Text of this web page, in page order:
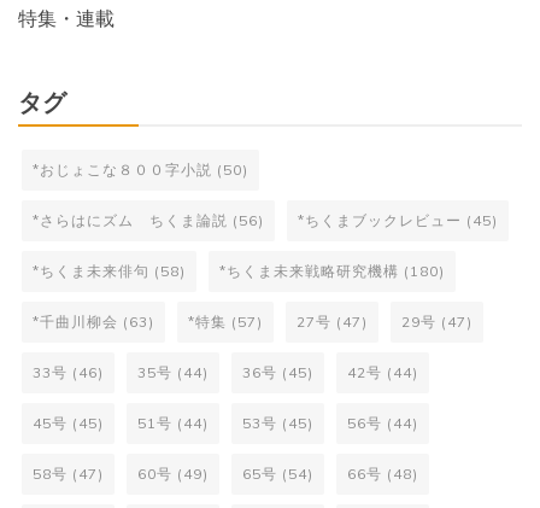
特集・連載
タグ
*おじょこな８００字小説 (50)
*さらはにズム ちくま論説 (56) *ちくまブックレビュー (45)
*ちくま未来俳句 (58) *ちくま未来戦略研究機構 (180)
*千曲川柳会 (63) *特集 (57) 27号 (47) 29号 (47)
33号 (46) 35号 (44) 36号 (45) 42号 (44)
45号 (45) 51号 (44) 53号 (45) 56号 (44)
58号 (47) 60号 (49) 65号 (54) 66号 (48)